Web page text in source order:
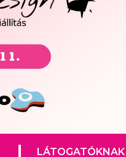
LÁTOGATÓKNAK